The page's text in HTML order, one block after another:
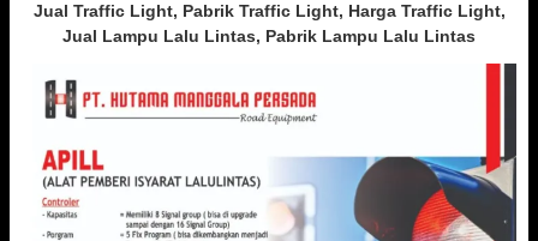
Jual Traffic Light, Pabrik Traffic Light, Harga Traffic Light,
Jual Lampu Lalu Lintas, Pabrik Lampu Lalu Lintas